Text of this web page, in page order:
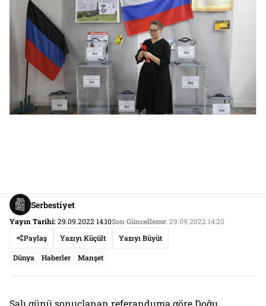
Serbestiyet
Yayın Tarihi:29.09.2022 14:10Son Güncelleme:29.09.2022 14:20
Paylaş
Yazıyı Küçült Yazıyı Büyüt
Dünya Haberler Manşet
Salı günü sonuçlanan referanduma göre Doğu